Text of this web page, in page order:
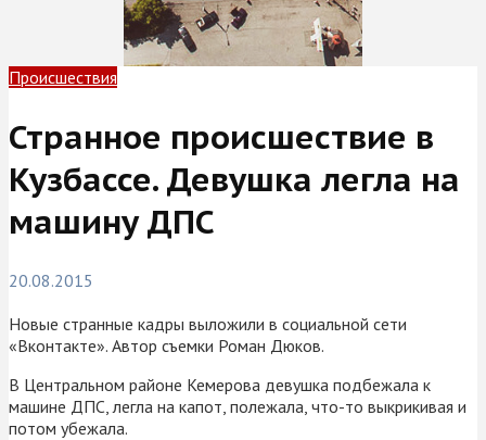
Происшествия
Странное происшествие в
Кузбассе. Девушка легла на
машину ДПС
20.08.2015
Новые странные кадры выложили в социальной сети
«Вконтакте». Автор съемки Роман Дюков.
В Центральном районе Кемерова девушка подбежала к
машине ДПС, легла на капот, полежала, что-то выкрикивая и
потом убежала.